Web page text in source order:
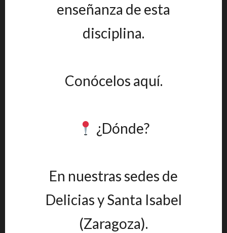
enseñanza de esta
disciplina.
Conócelos aquí.
¿Dónde?
En nuestras sedes de
Delicias y Santa Isabel
(Zaragoza).